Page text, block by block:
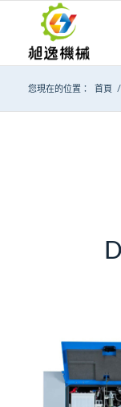
您現在的位置： 首頁 /